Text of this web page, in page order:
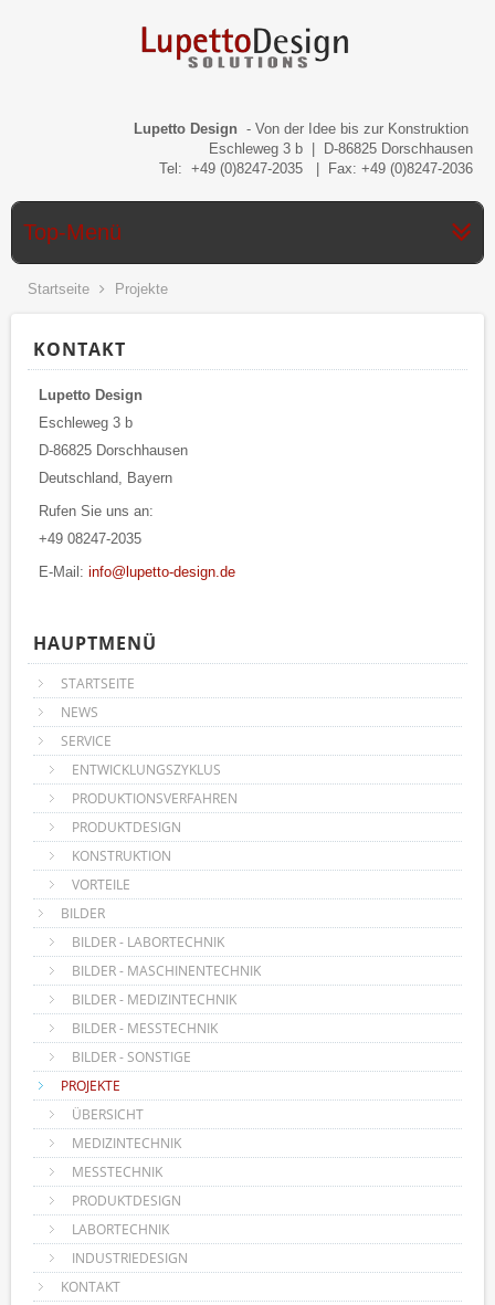
Lupetto Design - Von der Idee bis zur Konstruktion
Eschleweg 3 b | D-86825 Dorschhausen
Tel: +49 (0)8247-2035 | Fax: +49 (0)8247-2036
Top-Menü
Startseite Projekte
KONTAKT
Lupetto Design
Eschleweg 3 b
D-86825 Dorschhausen
Deutschland, Bayern
Rufen Sie uns an:
+49 08247-2035
E-Mail: info@lupetto-design.de
HAUPTMENÜ
STARTSEITE
NEWS
SERVICE
ENTWICKLUNGSZYKLUS
PRODUKTIONSVERFAHREN
PRODUKTDESIGN
KONSTRUKTION
VORTEILE
BILDER
BILDER - LABORTECHNIK
BILDER - MASCHINENTECHNIK
BILDER - MEDIZINTECHNIK
BILDER - MESSTECHNIK
BILDER - SONSTIGE
PROJEKTE
ÜBERSICHT
MEDIZINTECHNIK
MESSTECHNIK
PRODUKTDESIGN
LABORTECHNIK
INDUSTRIEDESIGN
KONTAKT